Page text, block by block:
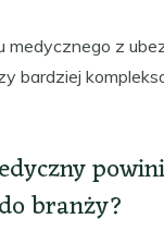
medycznego z
bardziej
branży?